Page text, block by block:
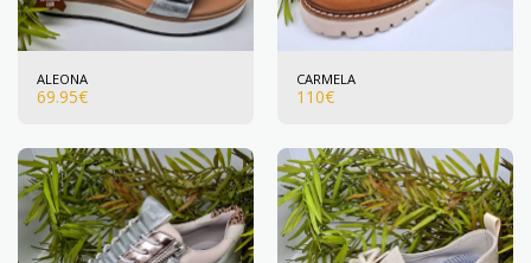
ALEONA
69.95€
CARMELA
110€